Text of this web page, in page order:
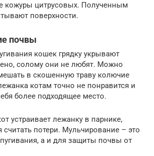
кожуры цитрусовых. Полученным
поверхности.
почвы
кошек грядку укрывают
солому они не любят. Можно
в скошенную траву колючие
котам точно не понравится и
более подходящее место.
устраивает лежанку в парнике,
считать потери. Мульчирование – это
а и для защиты почвы от